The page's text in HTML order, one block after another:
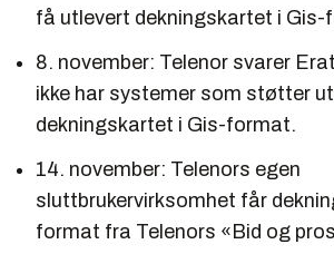
få utlevert dekningskartet i Gis-
8. november: Telenor svarer
ikke har systemer som støtter
dekningskartet i Gis-format.
14. november: Telenors egen
sluttbrukervirksomhet får
format fra Telenors «Bid og